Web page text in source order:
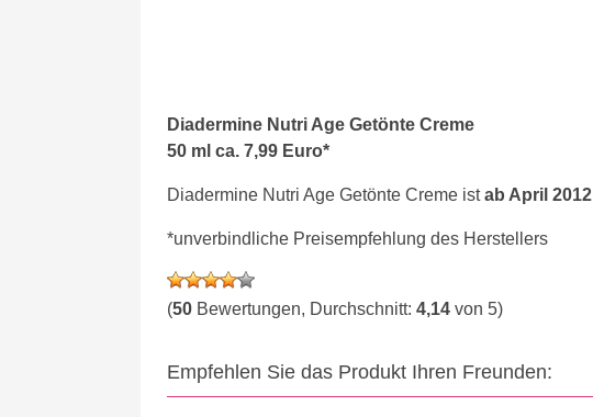
Diadermine Nutri Age Getönte Creme
50 ml ca. 7,99 Euro*
Diadermine Nutri Age Getönte Creme istab April 2012
*unverbindliche Preisempfehlung des Herstellers
(50 Bewertungen, Durchschnitt: 4,14 von 5)
Empfehlen Sie das Produkt Ihren Freunden: